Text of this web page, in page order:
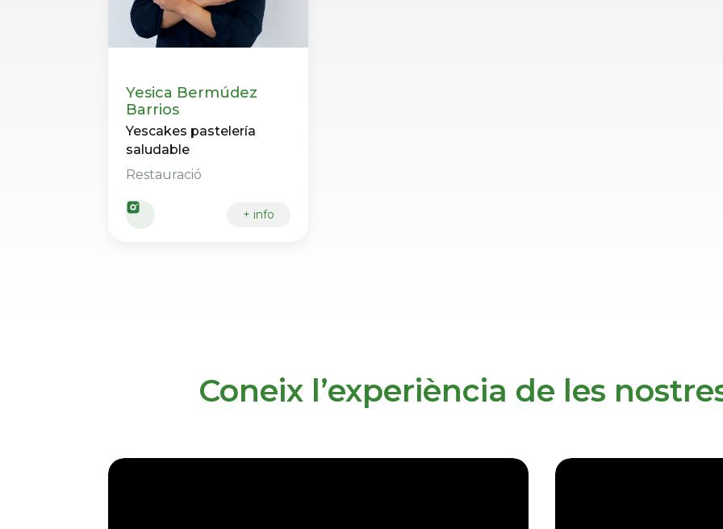
Yesica Bermúdez
Barrios
Yescakes pastelería
saludable
Restauració
+ info
Coneix l’experiència de les